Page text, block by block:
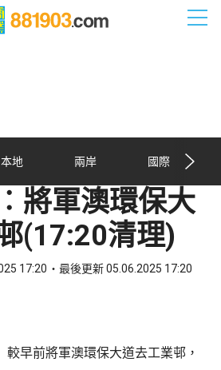
本地 兩岸 國際
將軍澳環保大
(17:20清理)
17:20 最後更新 05.06.2025 17:20
較早前將軍澳環保大道去工業邨，